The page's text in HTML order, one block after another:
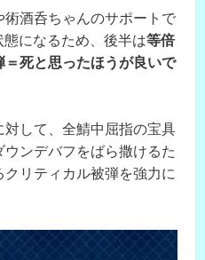
酒呑ちゃんのサポートで
になるため、後半は等倍
死と思ったほうが良いで
して、全鯖中屈指の宝具
ンデバフをばら撒けるた
リティカル被弾を強力に